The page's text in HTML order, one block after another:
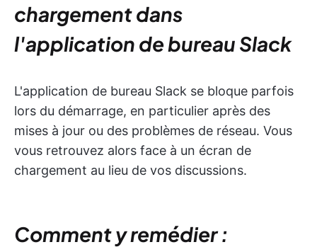
chargement dans
l'application de bureau Slack
L'application de bureau Slack se bloque parfois
lors du démarrage, en particulier après des
mises à jour ou des problèmes de réseau. Vous
vous retrouvez alors face à un écran de
chargement au lieu de vos discussions.
Comment y remédier :